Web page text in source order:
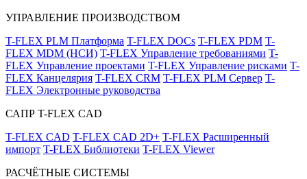
УПРАВЛЕНИЕ ПРОИЗВОДСТВОМ
T-FLEX PLM Платформа T-FLEX DOCs T-FLEX PDM T-
FLEX MDM (НСИ) T-FLEX Управление требованиями T-
FLEX Управление проектами T-FLEX Управление рисками T-
FLEX Канцелярия T-FLEX CRM T-FLEX PLM Сервер T-
FLEX Электронные руководства
САПР T-FLEX CAD
T-FLEX CAD T-FLEX CAD 2D+ T-FLEX Расширенный
импорт T-FLEX Библиотеки T-FLEX Viewer
РАСЧЁТНЫЕ СИСТЕМЫ